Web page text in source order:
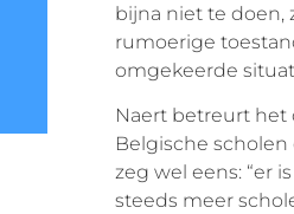
bijna niet te doen,
rumoerige
omgekeerde
Naert betreurt het
Belgische
zeg wel eens: “er
steeds meer